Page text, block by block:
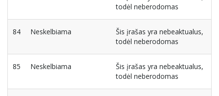
todėl neberodomas
84 Neskelbiama
Šis įrašas yra nebeaktualus,
todėl neberodomas
85 Neskelbiama
Šis įrašas yra nebeaktualus,
todėl neberodomas